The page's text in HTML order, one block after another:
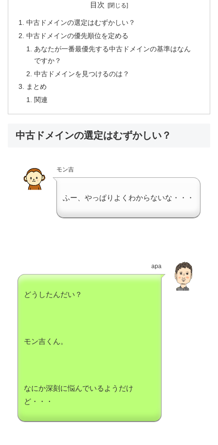
目次
中古ドメインの選定はむずかしい？
中古ドメインの優先順位を定める
あなたが一番最優先する中古ドメインの基準はなん
ですか？
中古ドメインを見つけるのは？
まとめ
関連
中古ドメインの選定はむずかしい？
モン吉
ふー、やっぱりよくわからないな・・・
apa
どうしたんだい？
モン吉くん。
なにか深刻に悩んでいるようだけ
ど・・・